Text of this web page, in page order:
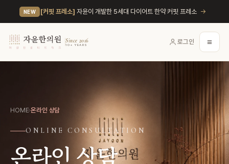
NEW [커핏 프레소] 자윤이 개발한 5세대 다이어트 한약 커핏 프레소 →
Since 2016
10+ YEARS 로그인 ≡
HOME›온라인 상담
ONLINE CONSULTATION
온라인 상담